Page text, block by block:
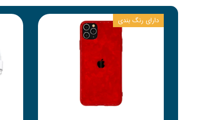
دارای رنگ بندی